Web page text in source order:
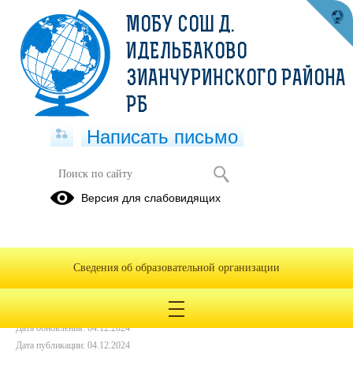
БЛЮДА НА 04.12
Дата обновления: 04.12.2024
Дата публикации: 04.12.2024
МОБУ СОШ Д.
ИДЕЛЬБАКОВО
ЗИАНЧУРИНСКОГО РАЙОНА
РБ
Написать письмо
Версия для слабовидящих
Сведения об образовательной организации